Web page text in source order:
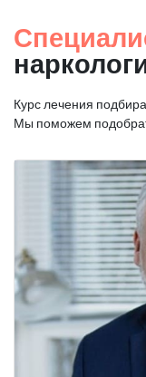
Курс лечения
Мы поможем